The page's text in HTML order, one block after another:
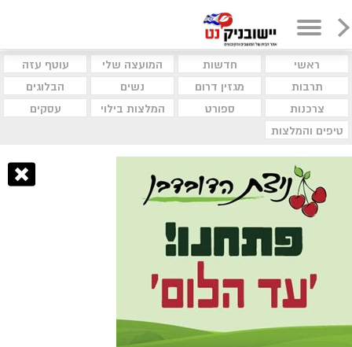
ראשי חדשות המועצה שלי
עוטף עזה
תרבות
מגזין דרום נשים
הבלוגים
צרכנות
ספורט המלצות בילוי
עסקים
טיפים והמלצות